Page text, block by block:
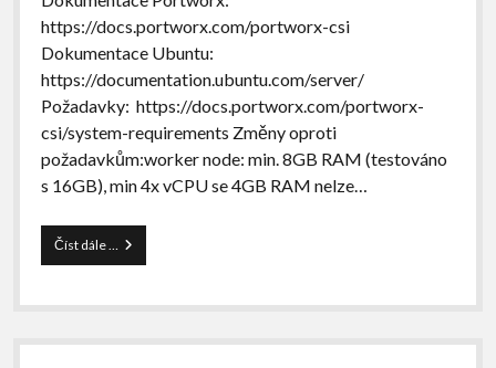
https://docs.portworx.com/portworx-csi
Dokumentace Ubuntu:
https://documentation.ubuntu.com/server/
Požadavky: https://docs.portworx.com/portworx-
csi/system-requirements Změny oproti
požadavkům:worker node: min. 8GB RAM (testováno
s 16GB), min 4x vCPU se 4GB RAM nelze…
Číst dále …
Instalace
Portworx
driver
s